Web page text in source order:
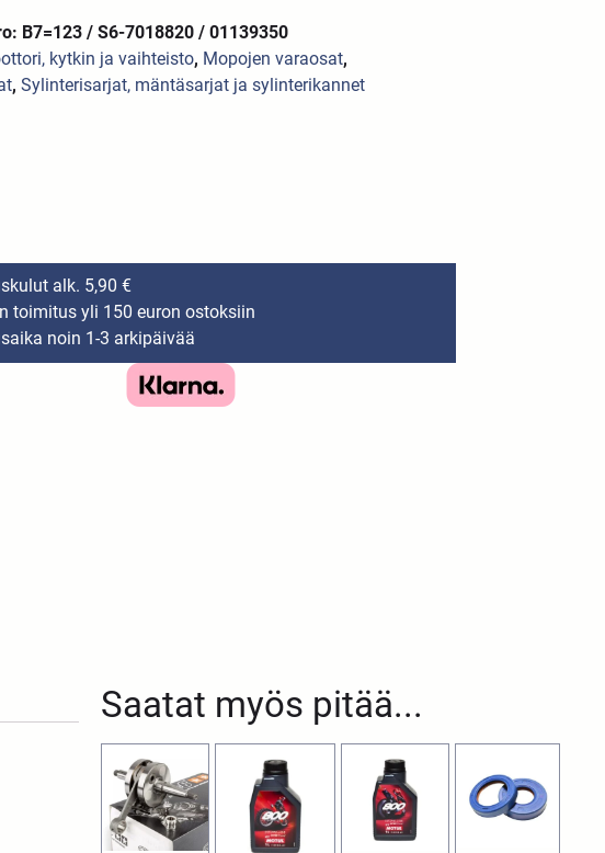
B7=123 / S6-7018820 / 01139350
kytkin ja vaihteisto, Mopojen varaosat,
,Sylinterisarjat, mäntäsarjat ja sylinterikannet
alk. 5,90 €
toimitus yli 150 euron ostoksiin
noin 1-3 arkipäivää
Saatat myös pitää...